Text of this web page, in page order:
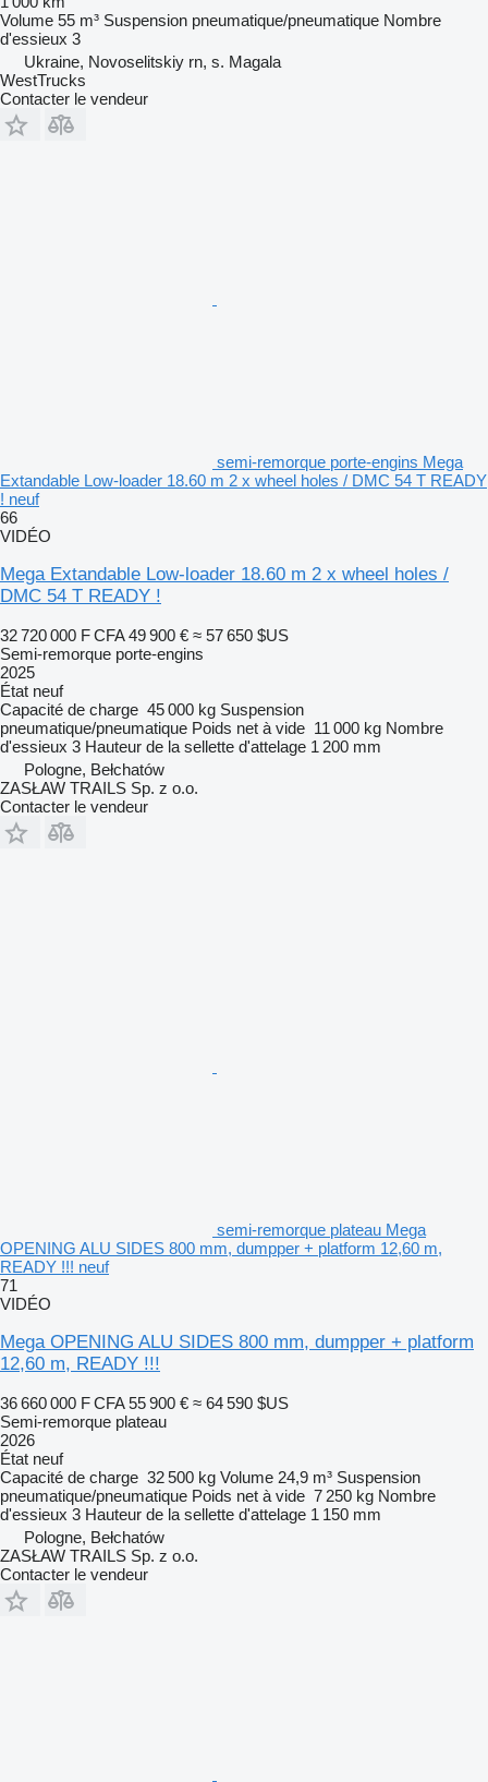
Volume 55 m³ Suspension pneumatique/pneumatique Nombre
d'essieux 3
Ukraine, Novoselitskiy rn, s. Magala
WestTrucks
Contacter le vendeur
semi-remorque porte-engins Mega
Extandable Low-loader 18.60 m 2 x wheel holes / DMC 54 T READY
! neuf
66
VIDÉO
Mega Extandable Low-loader 18.60 m 2 x wheel holes /
DMC 54 T READY !
32 720 000 F CFA 49 900 € ≈ 57 650 $US
Semi-remorque porte-engins
2025
État neuf
Capacité de charge 45 000 kg Suspension
pneumatique/pneumatique Poids net à vide 11 000 kg Nombre
d'essieux 3 Hauteur de la sellette d'attelage 1 200 mm
Pologne, Bełchatów
ZASŁAW TRAILS Sp. z o.o.
Contacter le vendeur
semi-remorque plateau Mega
OPENING ALU SIDES 800 mm, dumpper + platform 12,60 m,
READY !!! neuf
71
VIDÉO
Mega OPENING ALU SIDES 800 mm, dumpper + platform
12,60 m, READY !!!
36 660 000 F CFA 55 900 € ≈ 64 590 $US
Semi-remorque plateau
2026
État neuf
Capacité de charge 32 500 kg Volume 24,9 m³ Suspension
pneumatique/pneumatique Poids net à vide 7 250 kg Nombre
d'essieux 3 Hauteur de la sellette d'attelage 1 150 mm
Pologne, Bełchatów
ZASŁAW TRAILS Sp. z o.o.
Contacter le vendeur